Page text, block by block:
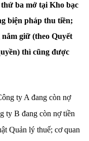
ba mở tại Kho bạc
biện pháp thu tiền;
giữ (theo Quyết
thì cũng được
ty A đang còn nợ
ty B đang còn nợ tiền
Quản lý thuế; cơ quan